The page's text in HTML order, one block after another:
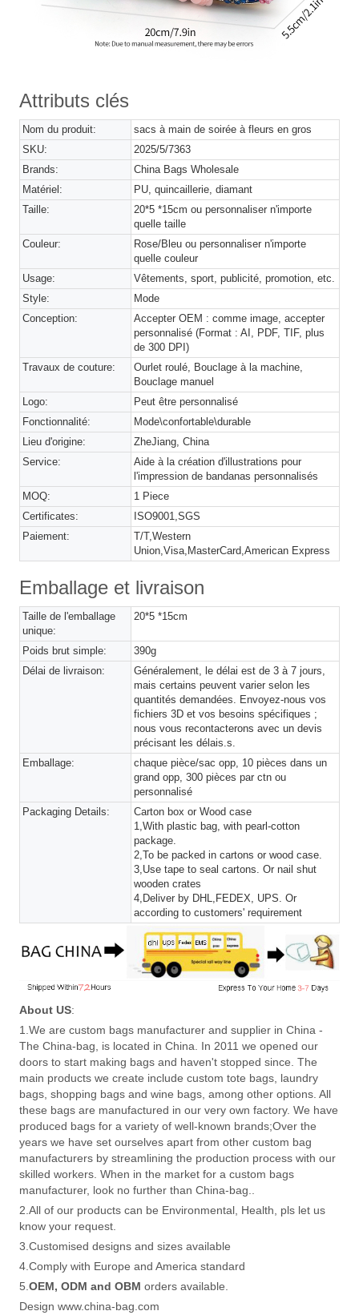
Attributs clés
Nom du produit:
sacs à main de soirée à fleurs en gros
SKU:
2025/5/7363
Brands:
China Bags Wholesale
Matériel:
PU, quincaillerie, diamant
Taille:
20*5 *15cm ou personnaliser n'importe
quelle taille
Couleur:
Rose/Bleu ou personnaliser n'importe
quelle couleur
Usage:
Vêtements, sport, publicité, promotion, etc.
Style:
Mode
Conception:
Accepter OEM : comme image, accepter
personnalisé (Format : AI, PDF, TIF, plus
de 300 DPI)
Travaux de couture:
Ourlet roulé, Bouclage à la machine,
Bouclage manuel
Logo:
Peut être personnalisé
Fonctionnalité:
Mode\confortable\durable
Lieu d'origine:
ZheJiang, China
Service:
Aide à la création d'illustrations pour
l'impression de bandanas personnalisés
MOQ:
1 Piece
Certificates:
ISO9001,SGS
Paiement:
T/T,Western
Union,Visa,MasterCard,American Express
Emballage et livraison
Taille de l'emballage
unique:
20*5 *15cm
Poids brut simple:
390g
Délai de livraison:
Généralement, le délai est de 3 à 7 jours,
mais certains peuvent varier selon les
quantités demandées. Envoyez-nous vos
fichiers 3D et vos besoins spécifiques ;
nous vous recontacterons avec un devis
précisant les délais.s.
Emballage:
chaque pièce/sac opp, 10 pièces dans un
grand opp, 300 pièces par ctn ou
personnalisé
Packaging Details:
Carton box or Wood case
1,With plastic bag, with pearl-cotton
package.
2,To be packed in cartons or wood case.
3,Use tape to seal cartons. Or nail shut
wooden crates
4,Deliver by DHL,FEDEX, UPS. Or
according to customers' requirement
About US:
1.We are custom bags manufacturer and supplier in China -
The China-bag, is located in China. In 2011 we opened our
doors to start making bags and haven't stopped since. The
main products we create include custom tote bags, laundry
bags, shopping bags and wine bags, among other options. All
these bags are manufactured in our very own factory. We have
produced bags for a variety of well-known brands;Over the
years we have set ourselves apart from other custom bag
manufacturers by streamlining the production process with our
skilled workers. When in the market for a custom bags
manufacturer, look no further than China-bag..
2.All of our products can be Environmental, Health, pls let us
know your request.
3.Customised designs and sizes available
4.Comply with Europe and America standard
5.OEM, ODM and OBM orders available.
Design www.china-bag.com